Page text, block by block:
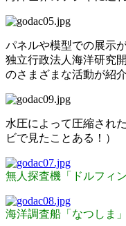
パネルや模型での展示
独立行政法人海洋研究
のさまざまな活動が紹
水圧によって圧縮され
ビで見たことある！）
無人探査機 「ドルフィ
海洋調査船「なつしま